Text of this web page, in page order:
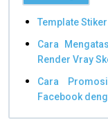
Template
Cara
Render Vray
Cara
Facebook